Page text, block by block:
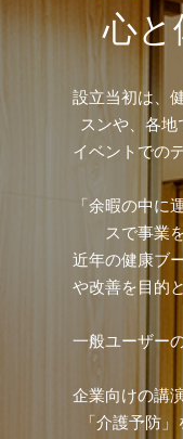
心と
設立当初は、
スンや、各地
イベントでの
「余暇の中に
スで事業
近年の健康ブ
や改善を目的
一般ユーザー
企業向けの講
「介護予防